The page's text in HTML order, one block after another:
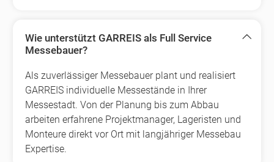
Wie unterstützt GARREIS als Full Service
Messebauer?
Als zuverlässiger Messebauer plant und realisiert
GARREIS individuelle Messestände in Ihrer
Messestadt. Von der Planung bis zum Abbau
arbeiten erfahrene Projektmanager, Lageristen und
Monteure direkt vor Ort mit langjähriger Messebau
Expertise.